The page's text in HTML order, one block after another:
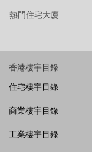
熱門住宅大廈
香港樓宇目錄
住宅樓宇目錄
商業樓宇目錄
工業樓宇目錄